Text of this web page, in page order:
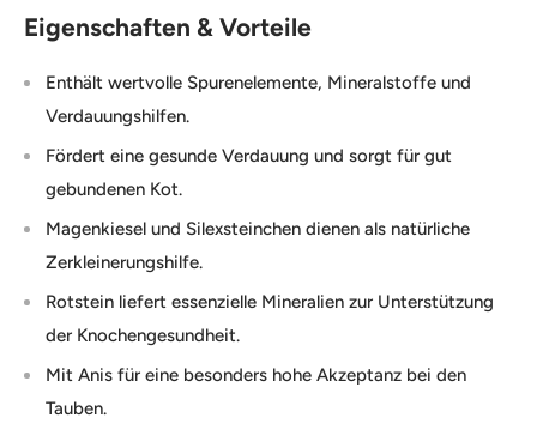
Eigenschaften & Vorteile
Enthält wertvolle Spurenelemente, Mineralstoffe und
Verdauungshilfen.
Fördert eine gesunde Verdauung und sorgt für gut
gebundenen Kot.
Magenkiesel und Silexsteinchen dienen als natürliche
Zerkleinerungshilfe.
Rotstein liefert essenzielle Mineralien zur Unterstützung
der Knochengesundheit.
Mit Anis für eine besonders hohe Akzeptanz bei den
Tauben.